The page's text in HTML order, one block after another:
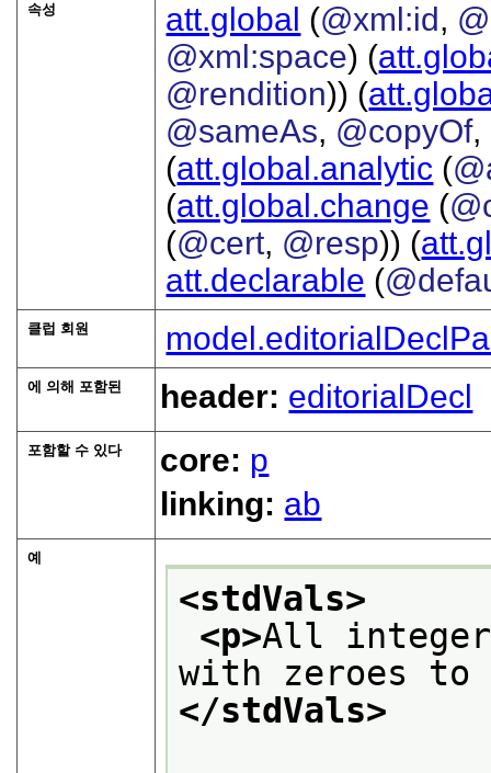
속성 att.global (@xml:id,
@xml:space) (
@rendition)) (
@sameAs, @copyOf,
(att.global.analytic (
(att.global.change (
(@cert, @resp)) (
att.declarable (
클럽 회원
에 의해 포함된 header: editorialDecl
포함할 수 있다 core: p
linking: ab
예
<stdVals>
<p>All
with zeroes
</stdVals>